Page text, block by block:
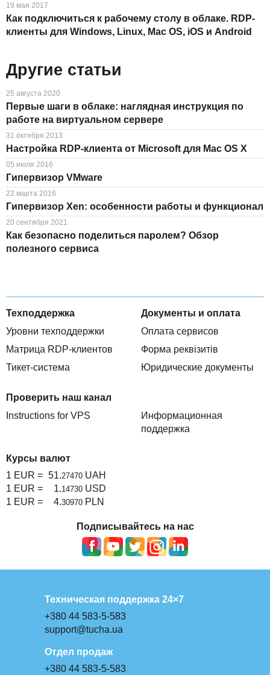
19 мая 2017
Как подключиться к рабочему столу в облаке. RDP-
клиенты для Windows, Linux, Mac OS, iOS и Android
Другие статьи
25 августа 2020
Первые шаги в облаке: наглядная инструкция по
работе на виртуальном сервере
31 октября 2013
Настройка RDP-клиента от Microsoft для Mac OS X
05 июля 2016
Гипервизор VMware
22 марта 2016
Гипервизор Xen: особенности работы и функционал
20 сентября 2021
Как безопасно поделиться паролем? Обзор
полезного сервиса
Техподдержка
Уровни техподдержки
Матрица RDP-клиентов
Тикет-система
Документы и оплата
Оплата сервисов
Форма реквізитів
Юридические документы
Проверить наш канал
Instructions for VPS
Информационная
поддержка
Курсы валют
1 EUR = 51.27470 UAH
1 EUR =
1.14730 USD
1 EUR =
4.30970 PLN
Подписывайтесь на нас
Техническая поддержка 24×7
+380 44 583-5-583
support@tucha.ua
Отдел продаж
+380 44 583-5-583